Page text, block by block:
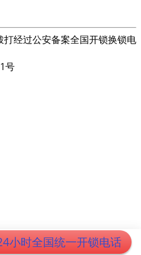
小时全国统一开锁电话
经过公安备案全国开锁换锁电
号